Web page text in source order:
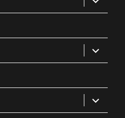
le
sous-
ouvrir
le
sous-
ouvrir
le
sous-